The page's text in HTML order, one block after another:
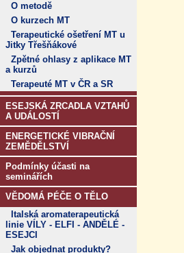
O metodě
O kurzech MT
Terapeutické ošetření MT u
Jitky Třešňákové
Zpětné ohlasy z aplikace MT
a kurzů
Terapeuté MT v ČR a SR
ESEJSKÁ ZRCADLA VZTAHŮ
A UDÁLOSTÍ
ENERGETICKÉ VIBRAČNÍ
ZEMĚDĚLSTVÍ
Podmínky účasti na
seminářích
VĚDOMÁ PÉČE O TĚLO
Italská aromaterapeutická
linie VÍLY - ELFI - ANDĚLÉ -
ESEJCI
Jak objednat produkty?